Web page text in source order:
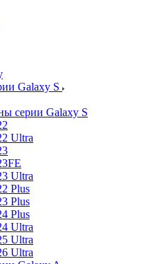
Galaxy S
серии Galaxy S
Ultra
Ultra
Plus
Plus
Plus
Ultra
Ultra
Ultra